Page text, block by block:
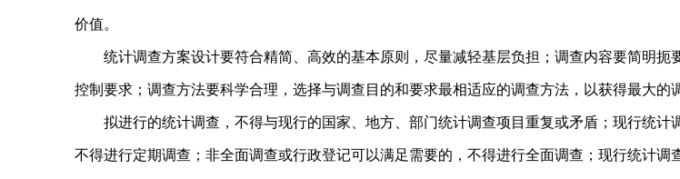
价值。
统计调查方案设计要符合精简、高效的基本原则，尽量减轻基层负担；调查内容要简明
控制要求；调查方法要科学合理，选择与调查目的和要求最相适应的调查方法，以获得最大的
拟进行的统计调查，不得与现行的国家、地方、部门统计调查项目重复或矛盾；现行统
不得进行定期调查；非全面调查或行政登记可以满足需要的，不得进行全面调查；现行统计调